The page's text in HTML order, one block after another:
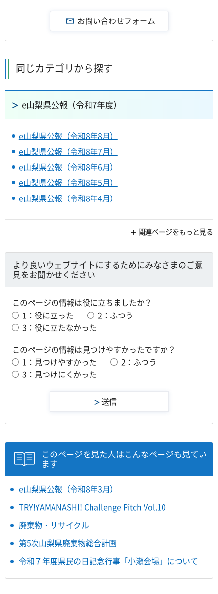
同じカテゴリから探す
e山梨県公報（令和7年度）
e山梨県公報（令和8年8月）
e山梨県公報（令和8年7月）
e山梨県公報（令和8年6月）
e山梨県公報（令和8年5月）
e山梨県公報（令和8年4月）
関連ページをもっと見る
より良いウェブサイトにするためにみなさまのご意
見をお聞かせください
このページの情報は役に立ちましたか？
1：役に立った
2：ふつう
3：役に立たなかった
このページの情報は見つけやすかったですか？
1：見つけやすかった
2：ふつう
3：見つけにくかった
このページを見た人はこんなページも見てい
ます
e山梨県公報（令和8年3月）
TRY!YAMANASHI! Challenge Pitch Vol.10
廃棄物・リサイクル
第5次山梨県廃棄物総合計画
令和７年度県民の日記念行事「小瀬会場」について